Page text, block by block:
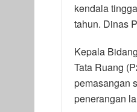
kendala
tahun. Dinas
Kepala
Tata Ruang
pemasangan
penerangan